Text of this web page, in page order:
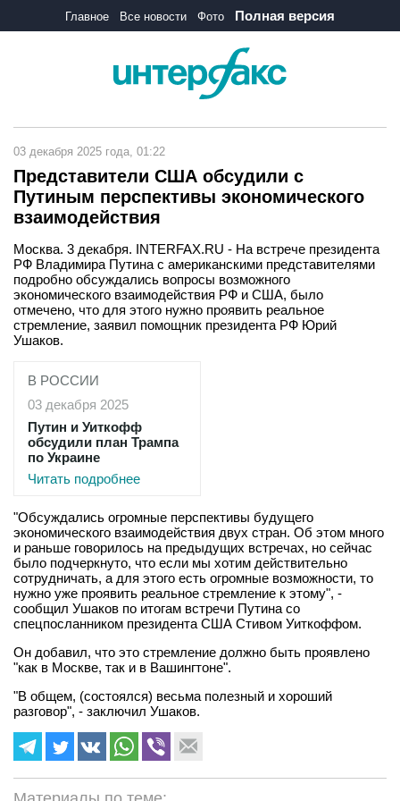
Главное Все новости Фото Полная версия
03 декабря 2025 года, 01:22
Представители США обсудили с
Путиным перспективы экономического
взаимодействия
Москва. 3 декабря. INTERFAX.RU - На встрече президента
РФ Владимира Путина с американскими представителями
подробно обсуждались вопросы возможного
экономического взаимодействия РФ и США, было
отмечено, что для этого нужно проявить реальное
стремление, заявил помощник президента РФ Юрий
Ушаков.
В РОССИИ
03 декабря 2025
Путин и Уиткофф
обсудили план Трампа
по Украине
Читать подробнее
"Обсуждались огромные перспективы будущего
экономического взаимодействия двух стран. Об этом много
и раньше говорилось на предыдущих встречах, но сейчас
было подчеркнуто, что если мы хотим действительно
сотрудничать, а для этого есть огромные возможности, то
нужно уже проявить реальное стремление к этому", -
сообщил Ушаков по итогам встречи Путина со
спецпосланником президента США Стивом Уиткоффом.
Он добавил, что это стремление должно быть проявлено
"как в Москве, так и в Вашингтоне".
"В общем, (состоялся) весьма полезный и хороший
разговор", - заключил Ушаков.